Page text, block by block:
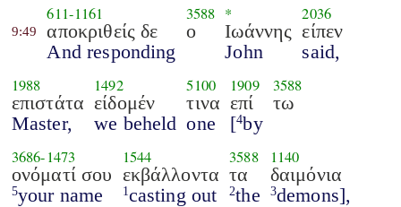
9:49
611-1161
αποκριθείς δε
And responding
3588
ο
*
Ιωάννης
John
2036
είπεν
said,
1988
επιστάτα
Master,
1492
είδομέν
we beheld
5100
τινα
one
1909
επί
[4by
3588
τω
3686-1473
ονόματί σου
5your name
1544
εκβάλλοντα
1 casting out
3588
τα
2the
1140
δαιμόνια
3demons],